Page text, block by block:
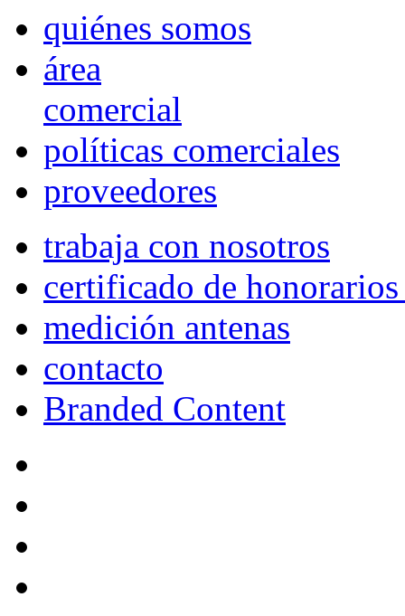
quiénes somos
área
comercial
políticas comerciales
proveedores
trabaja con nosotros
certificado de
medición antenas
contacto
Branded Content